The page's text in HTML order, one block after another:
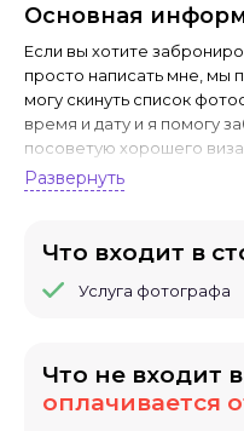
Основная
Если вы хотите
просто написать мне, мы
могу скинуть список
время и дату и я помогу
посоветую хорошего
можем обсудить ваши
фотосессии
фотосессии.
Развернуть
Что входит в
Услуга фотографа
Что не входит
оплачивается